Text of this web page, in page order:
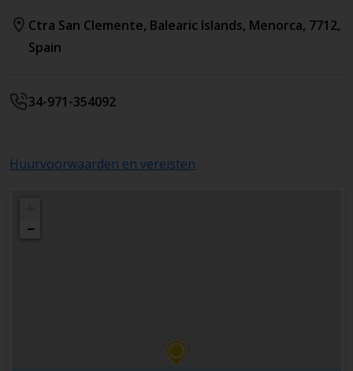
Ctra San Clemente, Balearic Islands, Menorca, 7712,
Spain
34-971-354092
Huurvoorwaarden en vereisten
−